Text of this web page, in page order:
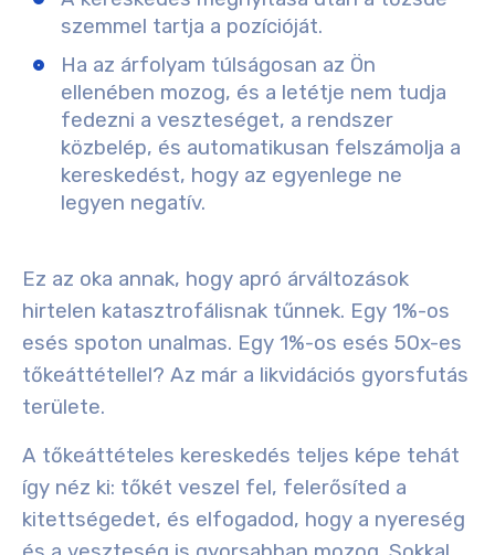
szemmel tartja a pozícióját.
Ha az árfolyam túlságosan az Ön
ellenében mozog, és a letétje nem tudja
fedezni a veszteséget, a rendszer
közbelép, és automatikusan felszámolja a
kereskedést, hogy az egyenlege ne
legyen negatív.
Ez az oka annak, hogy apró árváltozások
hirtelen katasztrofálisnak tűnnek. Egy 1%-os
esés spoton unalmas. Egy 1%-os esés 50x-es
tőkeáttétellel? Az már a likvidációs gyorsfutás
területe.
A tőkeáttételes kereskedés teljes képe tehát
így néz ki: tőkét veszel fel, felerősíted a
kitettségedet, és elfogadod, hogy a nyereség